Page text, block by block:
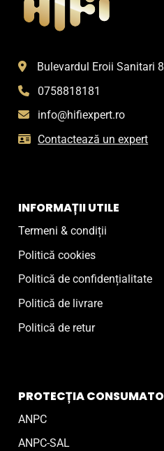
Bulevardul Eroii Sanitari
0758818181
info@hifiexpert.ro
Contactează un expert
INFORMAȚII UTILE
Termeni & condiții
Politică cookies
Politică de confidențialitate
Politică de livrare
Politică de retur
PROTECȚIA
ANPC
ANPC-SAL